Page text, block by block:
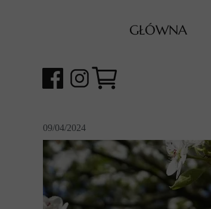
GŁÓWNA
09/04/2024